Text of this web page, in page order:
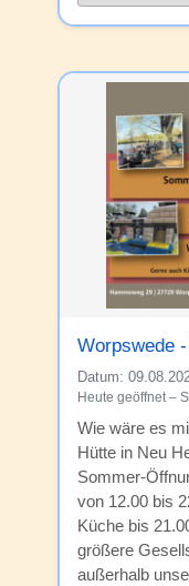
Worpswede
Datum:
Heute geöffnet –
Wie wäre es
Hütte in Neu
Sommer-
von 12.00 bis
Küche bis
größere
außerhalb